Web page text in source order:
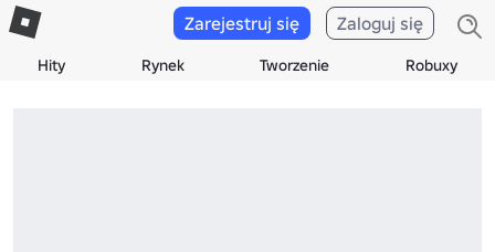
Hity Rynek Tworzenie Robuxy
Zarejestruj się Zaloguj się